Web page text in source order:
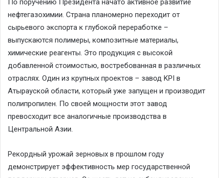
По поручению Президента начато активное развитие
нефтегазохимии. Страна планомерно переходит от
сырьевого экспорта к глубокой переработке –
выпускаются полимеры, композитные материалы,
химические реагенты. Это продукция с высокой
добавленной стоимостью, востребованная в различных
отраслях. Один из крупных проектов – завод KPI в
Атырауской области, который уже запущен и производит
полипропилен. По своей мощности этот завод
превосходит все аналогичные производства в
Центральной Азии.
Рекордный урожай зерновых в прошлом году
демонстрирует эффективность мер государственной